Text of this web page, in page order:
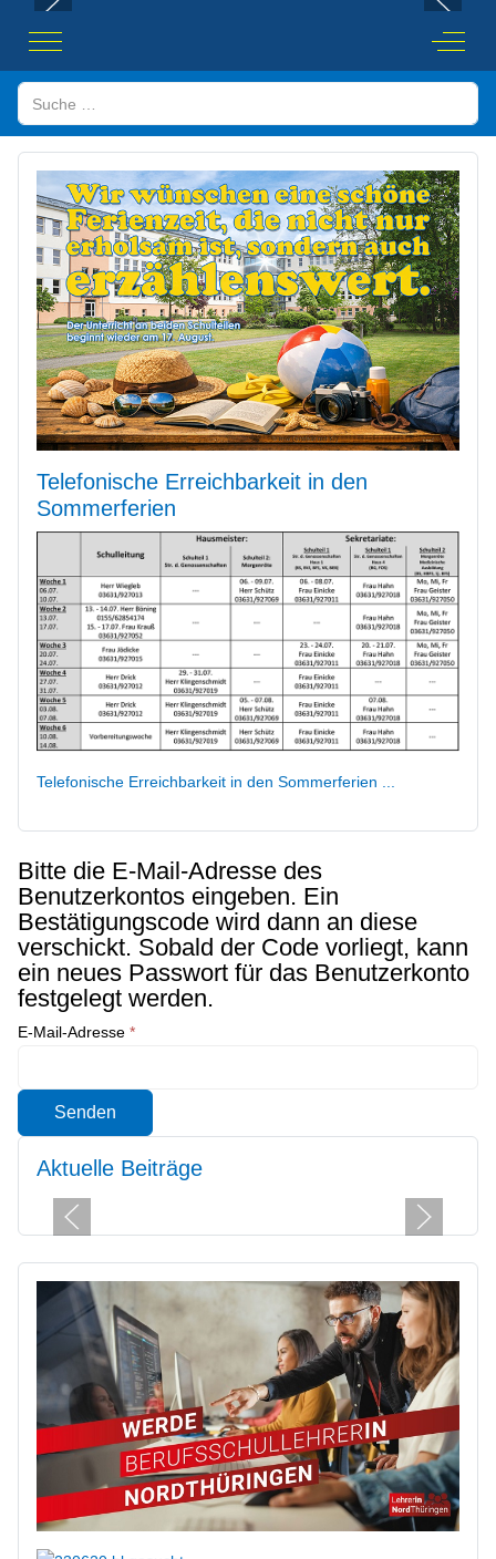
Mobile Menu Toggle Off-
Suchen
Telefonische Erreichbarkeit in den
Sommerferien
Telefonische Erreichbarkeit in den Sommerferien ...
Bitte die E-Mail-Adresse des
Benutzerkontos eingeben. Ein
Bestätigungscode wird dann an diese
verschickt. Sobald der Code vorliegt, kann
ein neues Passwort für das Benutzerkonto
festgelegt werden.
E-Mail-Adresse *
Senden
Aktuelle Beiträge